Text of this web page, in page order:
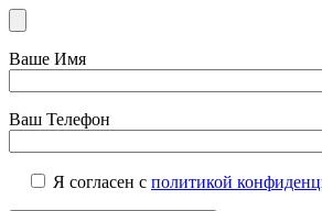
Ваше Имя
Ваш Телефон
Я согласен с политикой